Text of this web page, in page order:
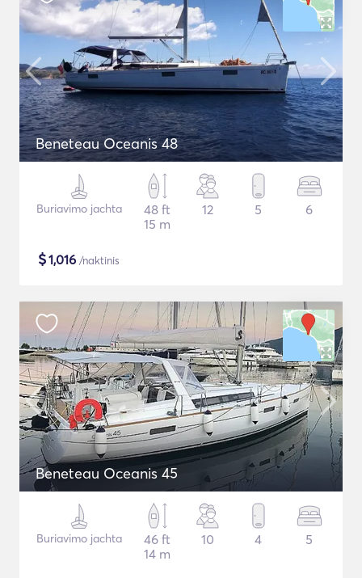
Beneteau Oceanis 48
Buriavimo jachta
48 ft
15 m
12 5 6
$1,016 /naktinis
Beneteau Oceanis 45
Buriavimo jachta
46 ft
14 m
10 4 5